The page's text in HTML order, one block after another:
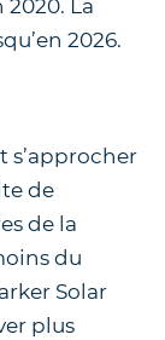
2020. La
2026.
s’approcher
de
de la
du
Solar
plus